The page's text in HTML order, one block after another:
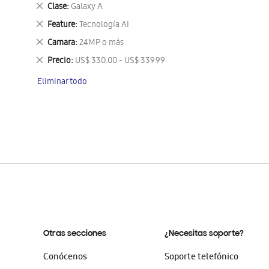
artículo
Clase Galaxy A
Eliminar
este
artículo
Feature Tecnología AI
Eliminar
este
artículo
Camara 24MP o más
Eliminar
este
artículo
Precio US$ 330.00 - US$ 339.99
Eliminar
artículo
Eliminar todo
Otras secciones
Conócenos
¿Necesitas soporte?
Soporte telefónico